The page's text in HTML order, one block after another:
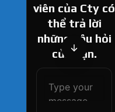
viên của Cty có
thể trả lời
những câu hỏi
của bạn.
How can I help
you today?